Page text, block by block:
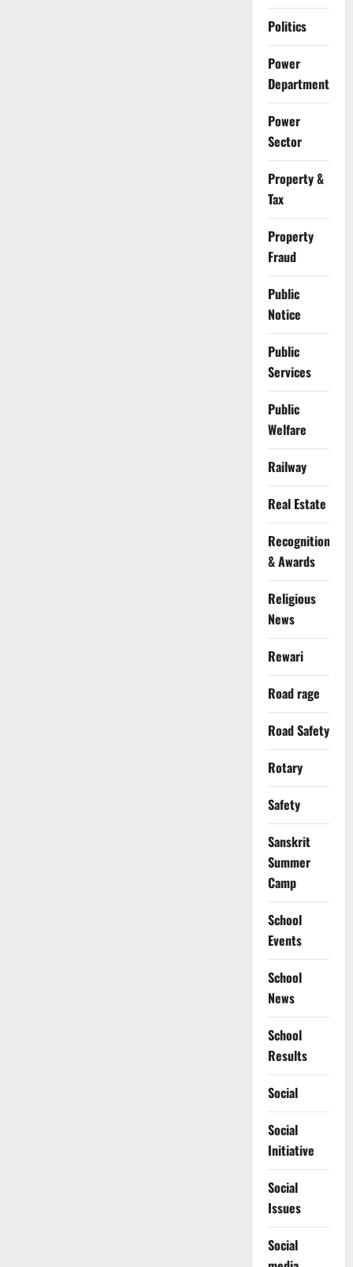
Politics
Power
Department
Power
Sector
Property &
Tax
Property
Fraud
Public
Notice
Public
Services
Public
Welfare
Railway
Real Estate
Recognition
& Awards
Religious
News
Rewari
Road rage
Road Safety
Rotary
Safety
Sanskrit
Summer
Camp
School
Events
School
News
School
Results
Social
Social
Initiative
Social
Issues
Social